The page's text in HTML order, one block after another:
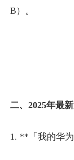
B）。
二、2025年最
1. **「我的华